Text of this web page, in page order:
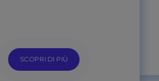
SCOPRI DI PIÙ